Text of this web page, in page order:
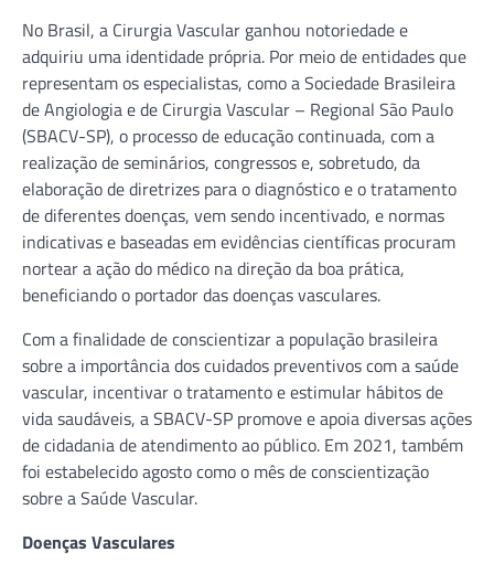
No Brasil, a Cirurgia Vascular ganhou notoriedade e
adquiriu uma identidade própria. Por meio de entidades que
representam os especialistas, como a Sociedade Brasileira
de Angiologia e de Cirurgia Vascular – Regional São Paulo
(SBACV-SP), o processo de educação continuada, com a
realização de seminários, congressos e, sobretudo, da
elaboração de diretrizes para o diagnóstico e o tratamento
de diferentes doenças, vem sendo incentivado, e normas
indicativas e baseadas em evidências científicas procuram
nortear a ação do médico na direção da boa prática,
beneficiando o portador das doenças vasculares.
Com a finalidade de conscientizar a população brasileira
sobre a importância dos cuidados preventivos com a saúde
vascular, incentivar o tratamento e estimular hábitos de
vida saudáveis, a SBACV-SP promove e apoia diversas ações
de cidadania de atendimento ao público. Em 2021, também
foi estabelecido agosto como o mês de conscientização
sobre a Saúde Vascular.
Doenças Vasculares